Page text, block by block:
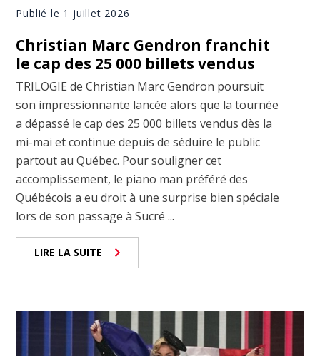
Publié le 1 juillet 2026
Christian Marc Gendron franchit
le cap des 25 000 billets vendus
TRILOGIE de Christian Marc Gendron poursuit
son impressionnante lancée alors que la tournée
a dépassé le cap des 25 000 billets vendus dès la
mi-mai et continue depuis de séduire le public
partout au Québec. Pour souligner cet
accomplissement, le piano man préféré des
Québécois a eu droit à une surprise bien spéciale
lors de son passage à Sucré ...
LIRE LA SUITE